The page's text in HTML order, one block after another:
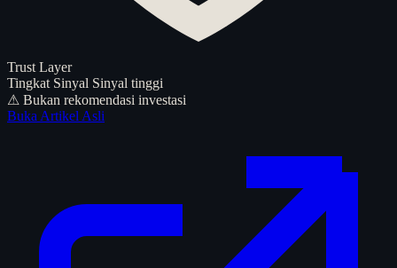
Trust Layer
Tingkat Sinyal Sinyal tinggi
⚠ Bukan rekomendasi investasi
Buka Artikel Asli